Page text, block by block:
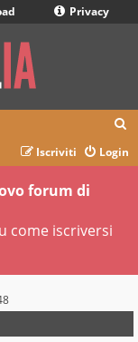
Privacy
r
Login
Iscriviti
forum di
come iscriversi